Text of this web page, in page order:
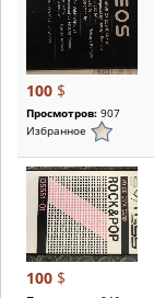
100 $
Просмотров: 907
Избранное
100 $